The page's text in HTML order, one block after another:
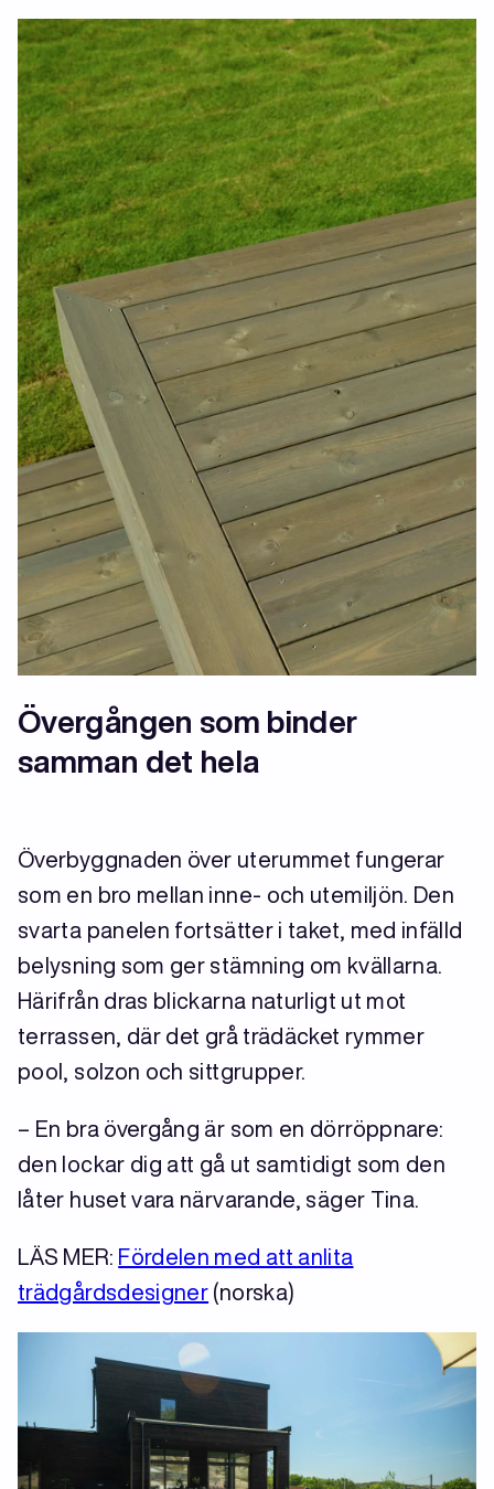
Övergången som binder
samman det hela
Överbyggnaden över uterummet fungerar
som en bro mellan inne- och utemiljön. Den
svarta panelen fortsätter i taket, med infälld
belysning som ger stämning om kvällarna.
Härifrån dras blickarna naturligt ut mot
terrassen, där det grå trädäcket rymmer
pool, solzon och sittgrupper.
– En bra övergång är som en dörröppnare:
den lockar dig att gå ut samtidigt som den
låter huset vara närvarande, säger Tina.
LÄS MER: Fördelen med att anlita
trädgårdsdesigner (norska)